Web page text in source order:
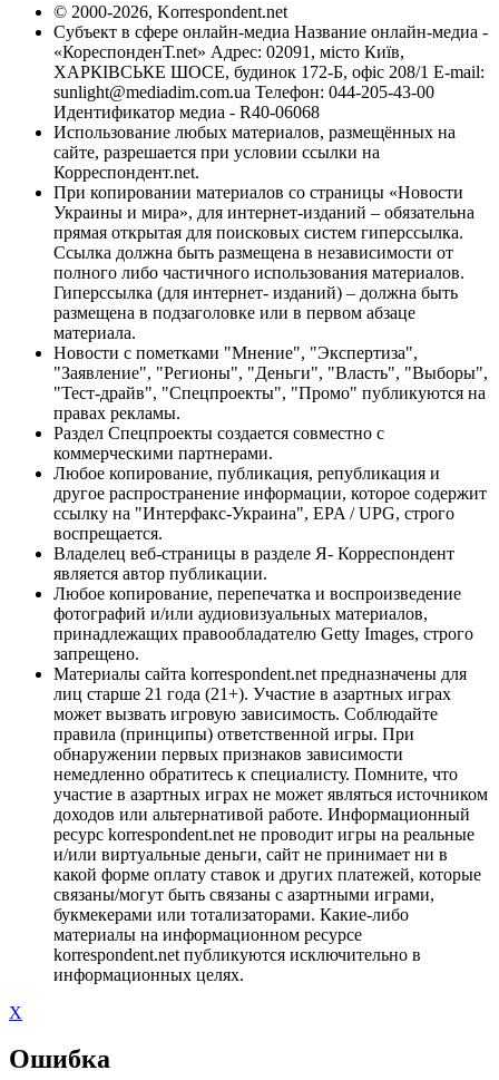
© 2000-2026, Korrespondent.net
Субъект в сфере онлайн-медиа Название онлайн-медиа -
«КореспонденТ.net» Адрес: 02091, місто Київ,
ХАРКІВСЬКЕ ШОСЕ, будинок 172-Б, офіс 208/1 E-mail:
sunlight@mediadim.com.ua Телефон: 044-205-43-00
Идентификатор медиа - R40-06068
Использование любых материалов, размещённых на
сайте, разрешается при условии ссылки на
Корреспондент.net.
При копировании материалов со страницы «Новости
Украины и мира», для интернет-изданий – обязательна
прямая открытая для поисковых систем гиперссылка.
Ссылка должна быть размещена в независимости от
полного либо частичного использования материалов.
Гиперссылка (для интернет- изданий) – должна быть
размещена в подзаголовке или в первом абзаце
материала.
Новости с пометками "Мнение", "Экспертиза",
"Заявление", "Регионы", "Деньги", "Власть", "Выборы",
"Тест-драйв", "Спецпроекты", "Промо" публикуются на
правах рекламы.
Раздел Спецпроекты создается совместно с
коммерческими партнерами.
Любое копирование, публикация, републикация и
другое распространение информации, которое содержит
ссылку на "Интерфакс-Украина", EPA / UPG, строго
воспрещается.
Владелец веб-страницы в разделе Я- Корреспондент
является автор публикации.
Любое копирование, перепечатка и воспроизведение
фотографий и/или аудиовизуальных материалов,
принадлежащих правообладателю Getty Images, строго
запрещено.
Материалы сайта korrespondent.net предназначены для
лиц старше 21 года (21+). Участие в азартных играх
может вызвать игровую зависимость. Соблюдайте
правила (принципы) ответственной игры. При
обнаружении первых признаков зависимости
немедленно обратитесь к специалисту. Помните, что
участие в азартных играх не может являться источником
доходов или альтернативой работе. Информационный
ресурс korrespondent.net не проводит игры на реальные
и/или виртуальные деньги, сайт не принимает ни в
какой форме оплату ставок и других платежей, которые
связаны/могут быть связаны с азартными играми,
букмекерами или тотализаторами. Какие-либо
материалы на информационном ресурсе
korrespondent.net публикуются исключительно в
информационных целях.
X
Ошибка